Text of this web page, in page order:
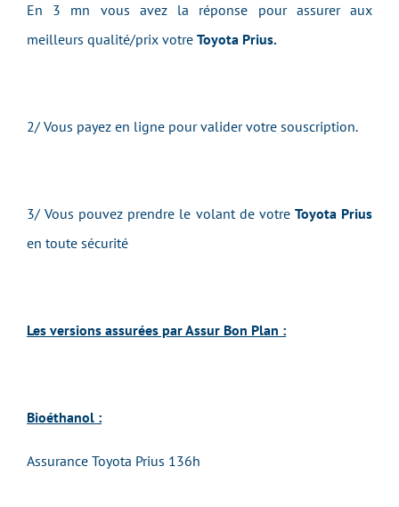
En 3 mn vous avez la réponse pour assurer aux
meilleurs qualité/prix votre Toyota Prius.
2/ Vous payez en ligne pour valider votre souscription.
3/ Vous pouvez prendre le volant de votre Toyota Prius
en toute sécurité
Les versions assurées par Assur Bon Plan :
Bioéthanol :
Assurance Toyota Prius 136h